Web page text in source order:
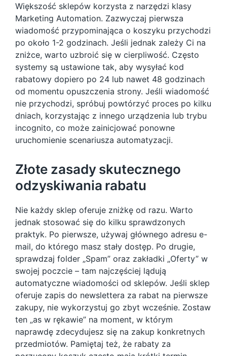
Większość sklepów korzysta z narzędzi klasy
Marketing Automation. Zazwyczaj pierwsza
wiadomość przypominająca o koszyku przychodzi
po około 1-2 godzinach. Jeśli jednak zależy Ci na
zniżce, warto uzbroić się w cierpliwość. Często
systemy są ustawione tak, aby wysyłać kod
rabatowy dopiero po 24 lub nawet 48 godzinach
od momentu opuszczenia strony. Jeśli wiadomość
nie przychodzi, spróbuj powtórzyć proces po kilku
dniach, korzystając z innego urządzenia lub trybu
incognito, co może zainicjować ponowne
uruchomienie scenariusza automatyzacji.
Złote zasady skutecznego
odzyskiwania rabatu
Nie każdy sklep oferuje zniżkę od razu. Warto
jednak stosować się do kilku sprawdzonych
praktyk. Po pierwsze, używaj głównego adresu e-
mail, do którego masz stały dostęp. Po drugie,
sprawdzaj folder „Spam” oraz zakładki „Oferty” w
swojej poczcie – tam najczęściej lądują
automatyczne wiadomości od sklepów. Jeśli sklep
oferuje zapis do newslettera za rabat na pierwsze
zakupy, nie wykorzystuj go zbyt wcześnie. Zostaw
ten „as w rękawie” na moment, w którym
naprawdę zdecydujesz się na zakup konkretnych
przedmiotów. Pamiętaj też, że rabaty za